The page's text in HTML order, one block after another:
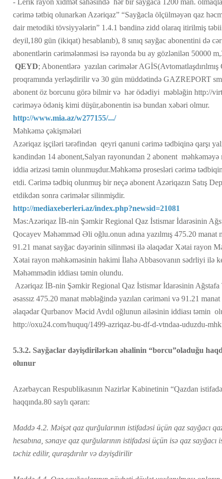
- Lerik rayon xidmət sahəsində hər bir sayğaca 1200 man. olmaqla
cərimə tətbiq olunarkən Azəriqaz” “Sayğacla ölçülməyən qaz
dair metodiki tövsiyyələrin” 1.4.1 bəndinə zidd olaraq itirilmiş təbii
deyil,180 gün (ikiqat) hesablanıb), 8 sınıq sayğac abonentini də
abonentlərin cərimələnməsi isə rayonda bu ay gözlənilən 50000
QEYD; Abonentlərə yazılan cərimələr
proqramında yerləşdirilir və 30 gün müddətində GAZREPORT
abonent öz borcunu görə bilmir və hər ödədiyi məbləğin http://
cəriməyə ödəniş kimi düşür,abonentin isə bundan xəbəri olmur.
http://www.mia.az/w277155/.../
Məhkəmə çəkişmələri
Azəriqaz işçiləri tərəfindən qeyri qanuni cərimə tədbiqinə qarşı
kəndindən 14 abonent,Salyan rayonundan 2 abonent
iddia ərizəsi təmin olunmuşdur.Məhkəmə prosesləri cərimə
etdi. Cərimə tədbiq olunmuş bir neçə abonent Azəriqazın Satış
etdikdən sonra cərimələr silinmişdir.
http://mediaxeberleri.az/index.php?newsid=21081
Məs:Azəriqaz İB-nin Şəmkir Regional Qaz İstismar İdarəsinin
Qocayev Məhəmməd Əli oğlu.onun adına yazılmış 475.20 manat
91.21 manat sayğac dəyərinin silinməsi ilə əlaqədar Xətai rayon
Xətai rayon məhkəməsinin hakimi İlahə Abbasovanın sədrliyi ilə
Məhəmmədin iddiası təmin olundu.
Azəriqaz İB-nin Şəmkir Regional Qaz İstismar İdarəsinin Ağstafa
əsassız 475.20 manat məbləğində yazılan cəriməni və 91.21
əlaqədar Qurbanov Məcid Avdıl oğlunun ailəsinin iddiası təmin
http://oxu24.com/huquq/1499-azriqaz-bu-df-d-vtndaa-uduzdu-
5.3.2. Sayğaclar dəyişdirilərkən əhalinin “borcu”oladuğu
olunur
Azərbaycan Respublikasının Nazirlər Kabinetinin “Qazdan
haqqında.80 saylı qərarı:
Maddə 4.2. Məişət qaz qurğularının istifadəsi üçün qaz sayğacı
hesabına, sənaye qaz qurğularının istifadəsi üçün isə qaz sayğacı
təchiz edilir, quraşdırılır və dəyişdirilir